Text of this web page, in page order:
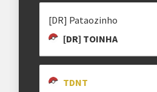
Formato
[DR] Pataozinho
[DR] TOINHA
TDNT